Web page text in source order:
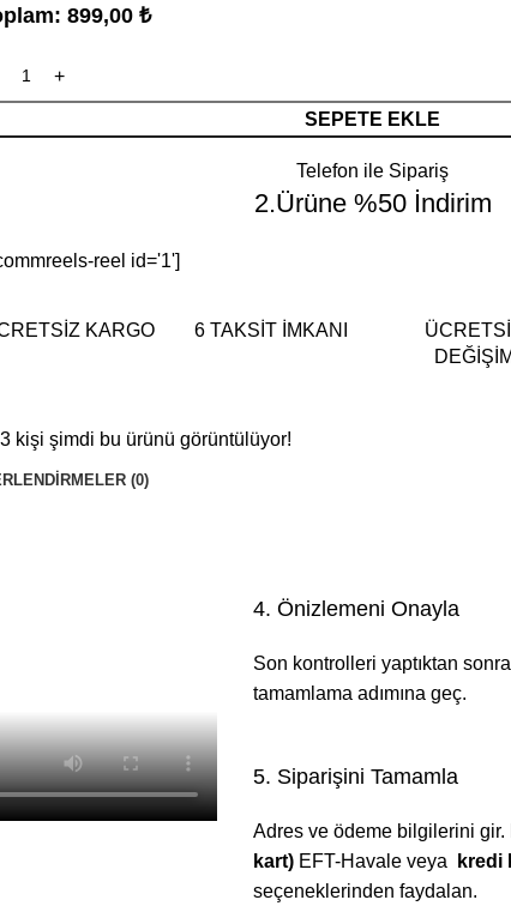
899,00 ₺
SEPETE EKLE
Telefon ile Sipariş
2.Ürüne %50 İndirim
reel id='1']
KARGO 6 TAKSİT İMKANI
DEĞİŞİM
kişi şimdi bu ürünü görüntülüyor!
(0)
4. Önizlemeni Onayla
Son kontrolleri yaptıktan
tamamlama adımına geç.
5. Siparişini Tamamla
Adres ve ödeme bilgilerini gir.
kart)EFT-Havale veya
kredi
seçeneklerinden faydalan.